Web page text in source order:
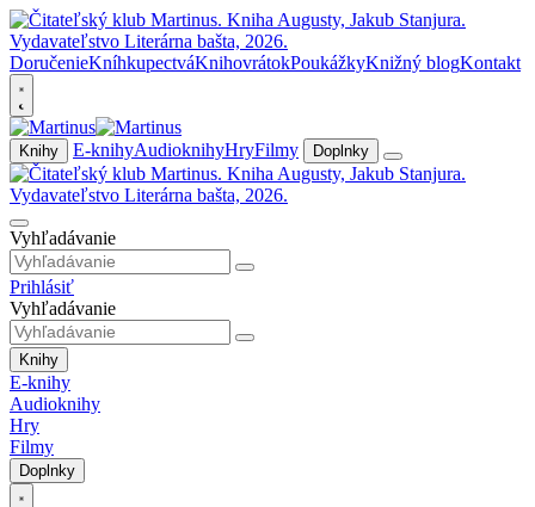
DoručenieKníhkupectváKnihovrátokPoukážkyKnižný blogKontakt
Knihy E-knihyAudioknihyHryFilmy Doplnky
Vyhľadávanie
Prihlásiť
Vyhľadávanie
Knihy
E-knihy
Audioknihy
Hry
Filmy
Doplnky